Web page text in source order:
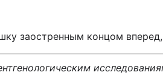
заостренным концом